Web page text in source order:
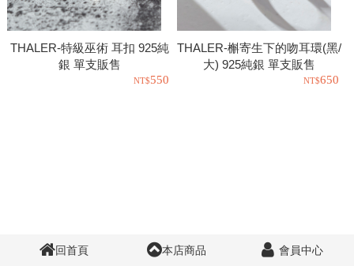
THALER-特級巫術 耳扣 925純
銀 單支販售
550
THALER-槲寄生下的吻耳環(黑/
大) 925純銀 單支販售
650
回首頁 本店商品 會員中心